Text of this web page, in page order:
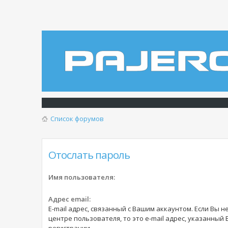
Список форумов
Отослать пароль
Имя пользователя:
Адрес email:
E-mail адрес, связанный с Вашим аккаунтом. Если Вы
центре пользователя, то это e-mail адрес, указанный